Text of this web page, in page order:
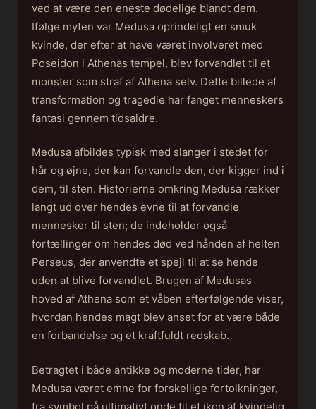
ved at være den eneste dødelige blandt dem.
Ifølge myten var Medusa oprindeligt en smuk
kvinde, der efter at have været involveret med
Poseidon i Athenas tempel, blev forvandlet til et
monster som straf af Athena selv. Dette billede af
transformation og tragedie har fanget menneskers
fantasi gennem tidsaldre.
Medusa afbildes typisk med slanger i stedet for
hår og øjne, der kan forvandle den, der kigger ind i
dem, til sten. Historierne omkring Medusa rækker
langt ud over hendes evne til at forvandle
mennesker til sten; de indeholder også
fortællinger om hendes død ved hånden af helten
Perseus, der anvendte et spejl til at se hende
uden at blive forvandlet. Brugen af Medusas
hoved af Athena som et våben efterfølgende viser,
hvordan hendes magt blev anset for at være både
en forbandelse og et kraftfuldt redskab.
Betragtet i både antikke og moderne tider, har
Medusa været emne for forskellige fortolkninger,